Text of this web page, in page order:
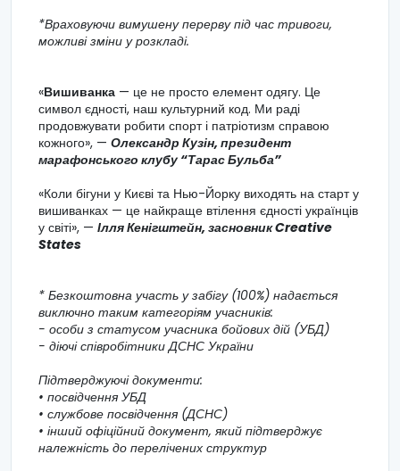
*Враховуючи вимушену перерву під час тривоги,
можливі зміни у розкладі.
«Вишиванка — це не просто елемент одягу. Це
символ єдності, наш культурний код. Ми раді
продовжувати робити спорт і патріотизм справою
кожного», — Олександр Кузін, президент
марафонського клубу “Тарас Бульба”
«Коли бігуни у Києві та Нью-Йорку виходять на старт у
вишиванках — це найкраще втілення єдності українців
у світі», — Ілля Кенігштейн, засновник Creative
States
* Безкоштовна участь у забігу (100%) надається
виключно таким категоріям учасників:
- особи з статусом учасника бойових дій (УБД)
- діючі співробітники ДСНС України
Підтверджуючі документи:
• посвідчення УБД
• службове посвідчення (ДСНС)
• інший офіційний документ, який підтверджує
належність до перелічених структур